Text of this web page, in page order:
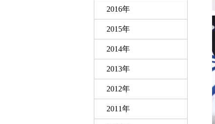
2016年
2015年
2014年
2013年
2012年
2011年